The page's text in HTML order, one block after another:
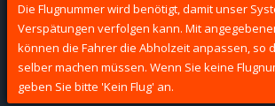
Die Flugnummer wird benötigt, damit unser
Verspätungen verfolgen kann. Mit
können die Fahrer die Abholzeit anpassen, so
selber machen müssen. Wenn Sie keine
geben Sie bitte 'Kein Flug' an.